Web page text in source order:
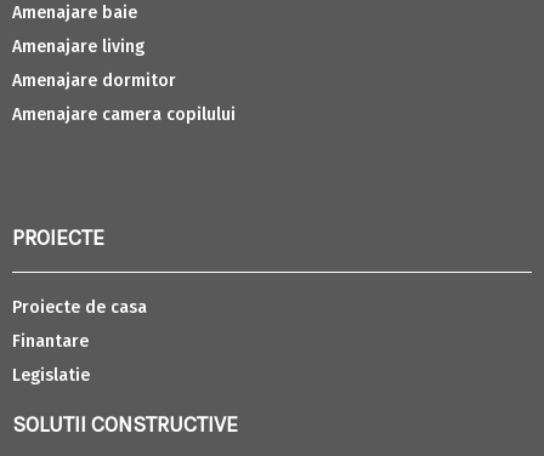
Amenajare baie
Amenajare living
Amenajare dormitor
Amenajare camera copilului
PROIECTE
Proiecte de casa
Finantare
Legislatie
SOLUTII CONSTRUCTIVE